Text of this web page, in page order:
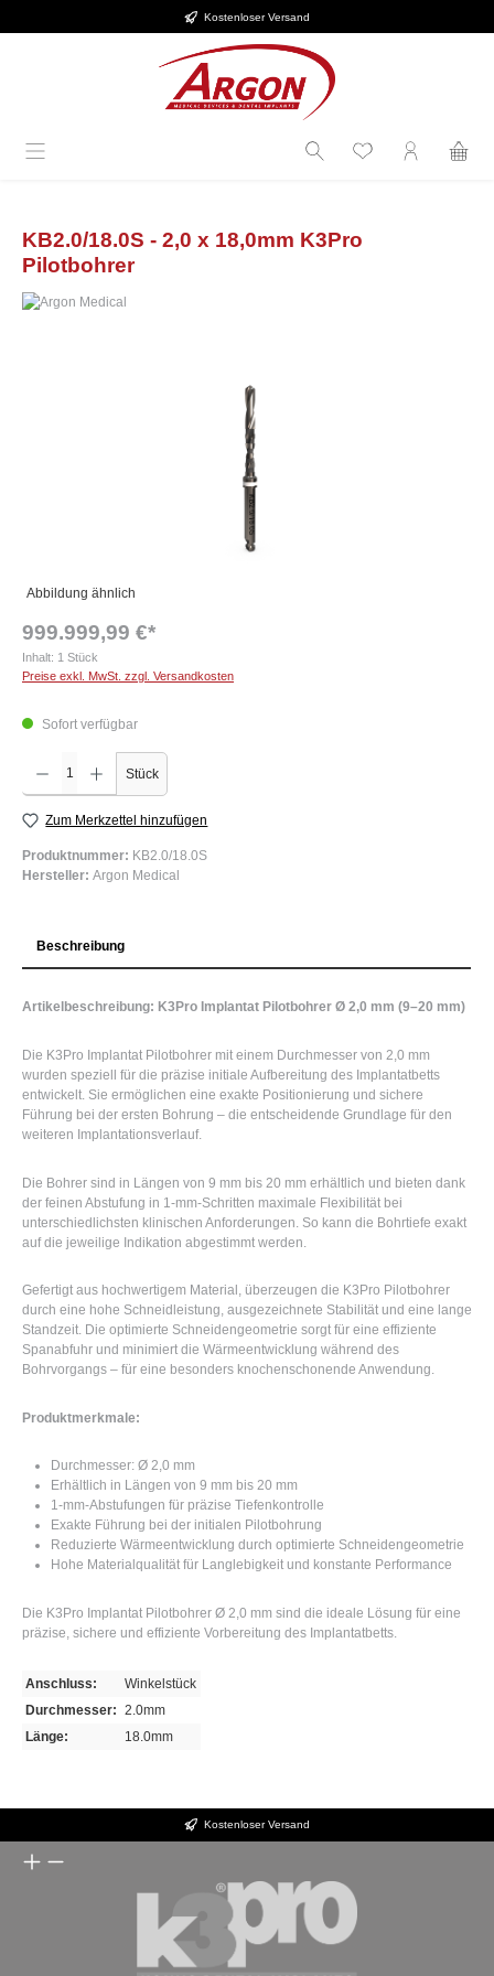
Kostenloser Versand
KB2.0/18.0S - 2,0 x 18,0mm K3Pro
Pilotbohrer
Abbildung ähnlich
999.999,99 €*
Inhalt: 1 Stück
Preise exkl. MwSt. zzgl. Versandkosten
Sofort verfügbar
Produkt Anzahl: Gib den gewünschten Wert ein oder benutze die Schaltflächen um die
Stück
Zum Merkzettel hinzufügen
Produktnummer: KB2.0/18.0S
Hersteller: Argon Medical
Beschreibung
Artikelbeschreibung: K3Pro Implantat Pilotbohrer Ø 2,0 mm (9–20 mm)
Die K3Pro Implantat Pilotbohrer mit einem Durchmesser von 2,0 mm
wurden speziell für die präzise initiale Aufbereitung des Implantatbetts
entwickelt. Sie ermöglichen eine exakte Positionierung und sichere
Führung bei der ersten Bohrung – die entscheidende Grundlage für den
weiteren Implantationsverlauf.
Die Bohrer sind in Längen von 9 mm bis 20 mm erhältlich und bieten dank
der feinen Abstufung in 1-mm-Schritten maximale Flexibilität bei
unterschiedlichsten klinischen Anforderungen. So kann die Bohrtiefe exakt
auf die jeweilige Indikation abgestimmt werden.
Gefertigt aus hochwertigem Material, überzeugen die K3Pro Pilotbohrer
durch eine hohe Schneidleistung, ausgezeichnete Stabilität und eine lange
Standzeit. Die optimierte Schneidengeometrie sorgt für eine effiziente
Spanabfuhr und minimiert die Wärmeentwicklung während des
Bohrvorgangs – für eine besonders knochenschonende Anwendung.
Produktmerkmale:
Durchmesser: Ø 2,0 mm
Erhältlich in Längen von 9 mm bis 20 mm
1-mm-Abstufungen für präzise Tiefenkontrolle
Exakte Führung bei der initialen Pilotbohrung
Reduzierte Wärmeentwicklung durch optimierte Schneidengeometrie
Hohe Materialqualität für Langlebigkeit und konstante Performance
Die K3Pro Implantat Pilotbohrer Ø 2,0 mm sind die ideale Lösung für eine
präzise, sichere und effiziente Vorbereitung des Implantatbetts.
Anschluss:
Winkelstück
Durchmesser: 2.0mm
Länge:
18.0mm
Kostenloser Versand